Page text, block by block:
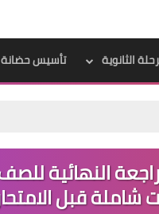
الثانوية تأسيس حضانة